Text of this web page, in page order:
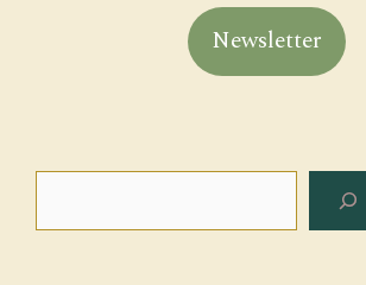
Newsletter